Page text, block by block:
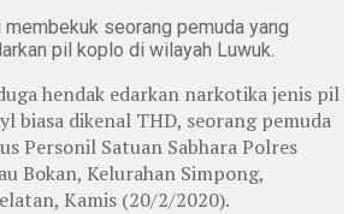
seorang pemuda yang
pil koplo di wilayah Luwuk.
hendak edarkan narkotika jenis pil
biasa dikenal THD, seorang pemuda
Personil Satuan Sabhara Polres
Bokan, Kelurahan Simpong,
Kamis (20/2/2020).